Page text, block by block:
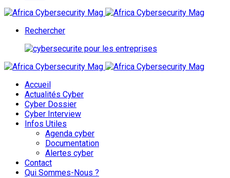
Rechercher
Accueil
Actualités Cyber
Cyber Dossier
Cyber Interview
Infos Utiles
Agenda cyber
Documentation
Alertes cyber
Contact
Qui Sommes-Nous ?